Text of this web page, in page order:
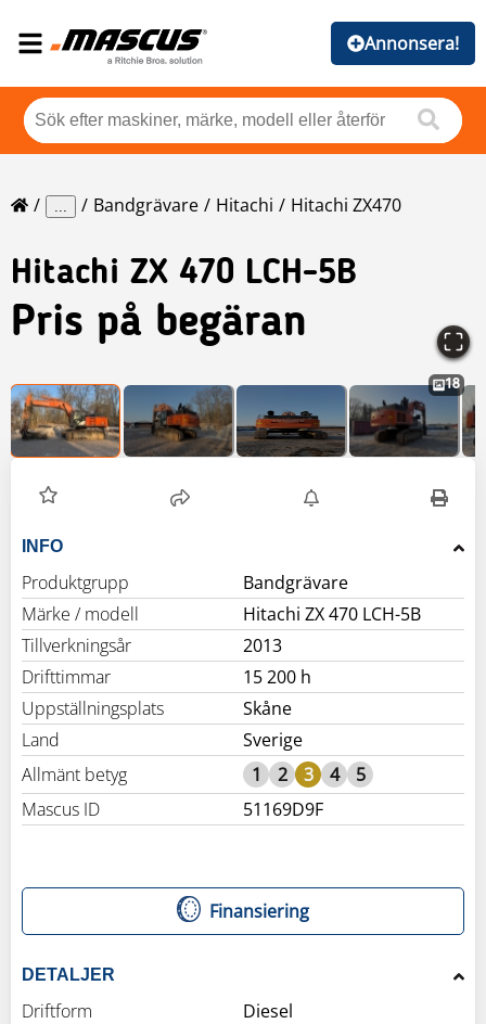
Annonsera!
... Bandgrävare Hitachi Hitachi ZX470
Hitachi ZX 470 LCH-5B
Pris på begäran
18
INFO
Produktgrupp
Bandgrävare
Märke / modell
Hitachi ZX 470 LCH-5B
Tillverkningsår
2013
Drifttimmar
15 200 h
Uppställningsplats
Skåne
Land
Sverige
Allmänt betyg
1 2 3 4
5
Mascus ID
51169D9F
Finansiering
DETALJER
Driftform
Diesel